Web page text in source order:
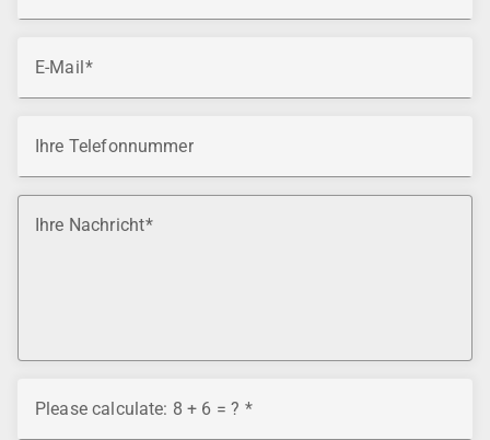
E-Mail
Ihre Telefonnummer
Ihre Nachricht
Please calculate: 8 + 6 = ?